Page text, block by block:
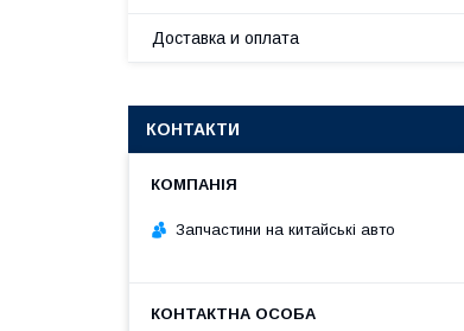
Доставка и оплата
КОНТАКТИ
Запчастини на китайські авто